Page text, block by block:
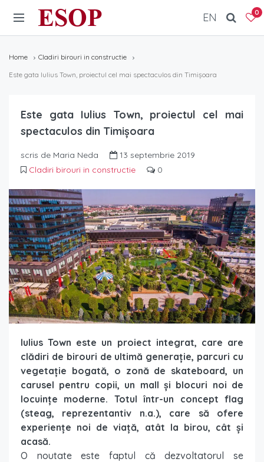
ESOP 0
EN
Home
Cladiri birouri in constructie
Este gata Iulius Town, proiectul cel mai spectaculos din Timișoara
Este gata Iulius Town, proiectul cel mai
spectaculos din Timișoara
scris de Maria Neda
13 septembrie 2019
Cladiri birouri in constructie
0
Iulius Town este un proiect integrat, care are
clădiri de birouri de ultimă generație, parcuri cu
vegetație bogată, o zonă de skateboard, un
carusel pentru copii, un mall și blocuri noi de
locuințe moderne. Totul într-un concept flag
(steag, reprezentantiv n.a.), care să ofere
experiențe noi de viață, atât la birou, cât și
acasă.
O noutate este faptul că dezvoltatorul se